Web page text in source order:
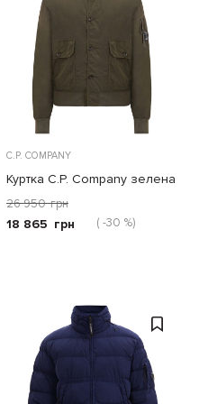
C.P. COMPANY
Куртка C.P. Company зелена
26 950 грн
18 865 грн ( -30 %)